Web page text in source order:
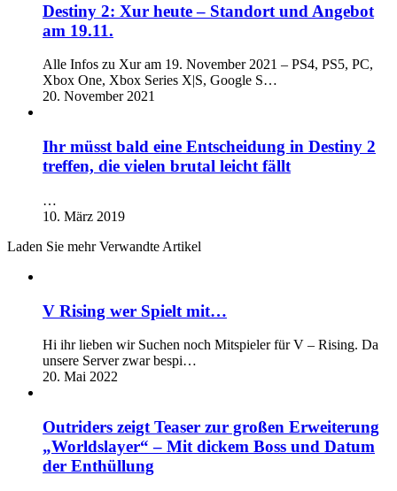
Destiny 2: Xur heute – Standort und Angebot
am 19.11.
Alle Infos zu Xur am 19. November 2021 – PS4, PS5, PC,
Xbox One, Xbox Series X|S, Google S…
20. November 2021
Ihr müsst bald eine Entscheidung in Destiny 2
treffen, die vielen brutal leicht fällt
…
10. März 2019
Laden Sie mehr Verwandte Artikel
V Rising wer Spielt mit…
Hi ihr lieben wir Suchen noch Mitspieler für V – Rising. Da
unsere Server zwar bespi…
20. Mai 2022
Outriders zeigt Teaser zur großen Erweiterung
„Worldslayer“ – Mit dickem Boss und Datum
der Enthüllung